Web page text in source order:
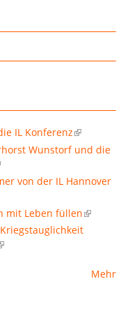
IL Konferenz
Wunstorf und die
von der IL Hannover
mit Leben füllen
Mehr